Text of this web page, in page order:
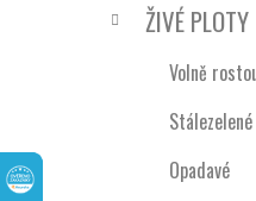
ŽIVÉ PLOTY
Volně
Stálezelené
Opadavé